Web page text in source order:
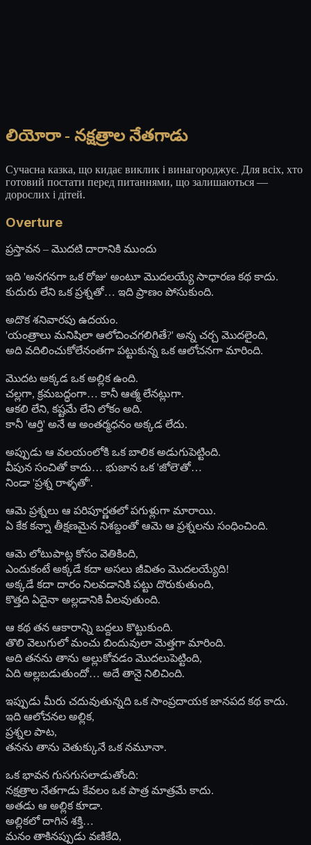
లియోరా - నక్షత్రాల నేతగాడు
Сучасна казка, що кидає виклик і винагороджує. Для всіх, хто
готовий постати перед питаннями, що залишаються —
дорослих і дітей.
Overture
ప్రస్తావన – మొదటి దారానికి ముందు
ఇది 'అనగనగా ఒక రోజు' అంటూ మొదలయ్యే సాధారణ కథ కాదు.
కుదురు లేని ఒక ప్రశ్నతో… ఇది ప్రాణం పోసుకుంది.
అదొక శనివారపు ఉదయం.
'యంత్రాలు మనిషిలా ఆలోచించగలిగితే?' అన్న చర్చ మొదలైంది,
అది వదిలించుకోలేనంతగా పట్టుకున్న ఒక ఆలోచనగా మారింది.
మొదట అక్కడ ఒక అల్లిక ఉంది.
చల్లగా, క్రమబద్ధంగా… కానీ ఆత్మ లేనట్లుగా.
ఆకలి లేని, కష్టమే లేని లోకం అది.
కానీ 'ఆర్తి' అనే ఆ అంతర్మధనం అక్కడ లేదు.
అప్పుడు ఆ వలయంలోకి ఒక బాలిక అడుగుపెట్టింది.
వీపున సంచితో కాదు… భుజాన ఒక 'జోలె'తో…
నిండా 'ప్రశ్న రాళ్ళతో'.
ఆమె ప్రశ్నలు ఆ పరిపూర్ణతలో పగుళ్లుగా మారాయి.
ఏ కేక కన్నా తీక్షణమైన నిశబ్దంతో ఆమె ఆ ప్రశ్నలను సంధించింది.
ఆమె లోటుపాట్ల కోసం వెతికింది,
ఎందుకంటే అక్కడే కదా అసలు జీవితం మొదలయ్యేది!
అక్కడే కదా దారం నిలవడానికి పట్టు దొరుకుతుంది,
కొత్తది ఏదైనా అల్లడానికి వీలవుతుంది.
ఆ కథ తన ఆకారాన్ని బద్దలు కొట్టుకుంది.
తొలి వెలుగులో మంచు బిందువులా మెత్తగా మారింది.
అది తనను తాను అల్లుకోవడం మొదలుపెట్టింది,
ఏది అల్లబడుతుందో… అదే తానై నిలిచింది.
ఇప్పుడు మీరు చదువుతున్నది ఒక సాంప్రదాయక జానపద కథ కాదు.
ఇది ఆలోచనల అల్లిక,
ప్రశ్నల పాట,
తనను తాను వెతుక్కునే ఒక నమూనా.
ఒక భావన గుసగుసలాడుతోంది:
నక్షత్రాల నేతగాడు కేవలం ఒక పాత్ర మాత్రమే కాదు.
అతడు ఆ అల్లిక కూడా.
అల్లికలో దాగిన శక్తి…
మనం తాకినప్పుడు వణికేది,